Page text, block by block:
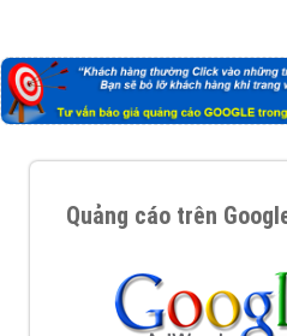
Quảng cáo trên